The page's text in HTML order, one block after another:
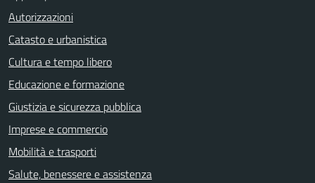
Autorizzazioni
Catasto e urbanistica
Cultura e tempo libero
Educazione e formazione
Giustizia e sicurezza pubblica
Imprese e commercio
Mobilità e trasporti
Salute, benessere e assistenza